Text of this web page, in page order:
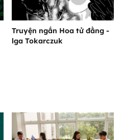
Truyện ngắn Hoa tử đằng -
lga Tokarczuk